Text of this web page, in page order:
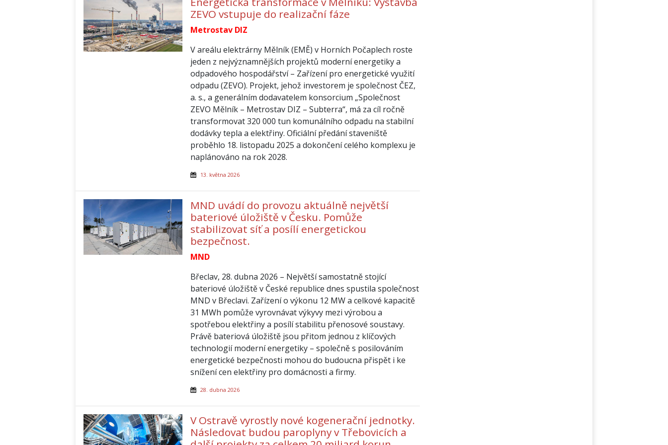
ZEVO vstupuje do realizační fáze
Metrostav DIZ
V areálu elektrárny Mělník (EMĚ) v Horních Počaplech roste
jeden z nejvýznamnějších projektů moderní energetiky a
odpadového hospodářství – Zařízení pro energetické využití
odpadu (ZEVO). Projekt, jehož investorem je společnost ČEZ,
a. s., a generálním dodavatelem konsorcium „Společnost
ZEVO Mělník – Metrostav DIZ – Subterra“, má za cíl ročně
transformovat 320 000 tun komunálního odpadu na stabilní
dodávky tepla a elektřiny. Oficiální předání staveniště
proběhlo 18. listopadu 2025 a dokončení celého komplexu je
naplánováno na rok 2028.
13. května 2026
MND uvádí do provozu aktuálně největší
bateriové úložiště v Česku. Pomůže
stabilizovat síť a posílí energetickou
bezpečnost.
MND
Břeclav, 28. dubna 2026 – Největší samostatně stojící
bateriové úložiště v České republice dnes spustila společnost
MND v Břeclavi. Zařízení o výkonu 12 MW a celkové kapacitě
31 MWh pomůže vyrovnávat výkyvy mezi výrobou a
spotřebou elektřiny a posílí stabilitu přenosové soustavy.
Právě bateriová úložiště jsou přitom jednou z klíčových
technologií moderní energetiky – společně s posilováním
energetické bezpečnosti mohou do budoucna přispět i ke
snížení cen elektřiny pro domácnosti a firmy.
28. dubna 2026
V Ostravě vyrostly nové kogenerační jednotky.
Následovat budou paroplyny v Třebovicích a